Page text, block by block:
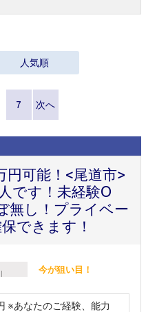
人気順
7 次へ
円可能！<尾道市>
です！未経験O
無し！プライベー
できます！
今が狙い目！
※あなたのご経験、能力